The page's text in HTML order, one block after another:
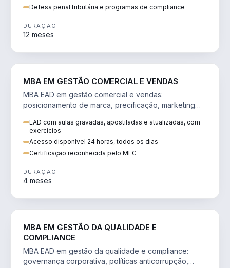
Defesa penal tributária e programas de compliance
DURAÇÃO
12 meses
MBA EM GESTÃO COMERCIAL E VENDAS
MBA EAD em gestão comercial e vendas:
posicionamento de marca, precificação, marketing
EAD com aulas gravadas, apostiladas e atualizadas, com
exercícios
Acesso disponível 24 horas, todos os dias
Certificação reconhecida pelo MEC
DURAÇÃO
4 meses
MBA EM GESTÃO DA QUALIDADE E
COMPLIANCE
MBA EAD em gestão da qualidade e compliance:
governança corporativa, políticas anticorrupção,